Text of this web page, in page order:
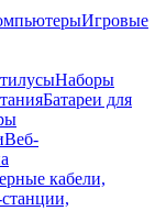
Игровые
Наборы
Батареи для
Веб-
кабели,